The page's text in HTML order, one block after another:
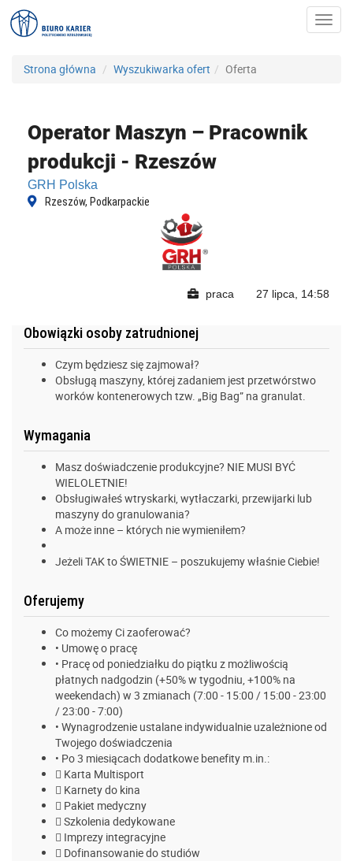
Strona główna Wyszukiwarka ofert Oferta
Operator Maszyn – Pracownik
produkcji - Rzeszów
GRH Polska
Rzeszów, Podkarpackie
praca 27 lipca, 14:58
Obowiązki osoby zatrudnionej
Czym będziesz się zajmował?
Obsługą maszyny, której zadaniem jest przetwórstwo
worków kontenerowych tzw. „Big Bag” na granulat.
Wymagania
Masz doświadczenie produkcyjne? NIE MUSI BYĆ
WIELOLETNIE!
Obsługiwałeś wtryskarki, wytłaczarki, przewijarki lub
maszyny do granulowania?
A może inne – których nie wymieniłem?
Jeżeli TAK to ŚWIETNIE – poszukujemy właśnie Ciebie!
Oferujemy
Co możemy Ci zaoferować?
• Umowę o pracę
• Pracę od poniedziałku do piątku z możliwością
płatnych nadgodzin (+50% w tygodniu, +100% na
weekendach) w 3 zmianach (7:00 - 15:00 / 15:00 - 23:00
/ 23:00 - 7:00)
• Wynagrodzenie ustalane indywidualnie uzależnione od
Twojego doświadczenia
• Po 3 miesiącach dodatkowe benefity m.in.:
 Karta Multisport
 Karnety do kina
 Pakiet medyczny
 Szkolenia dedykowane
 Imprezy integracyjne
 Dofinansowanie do studiów